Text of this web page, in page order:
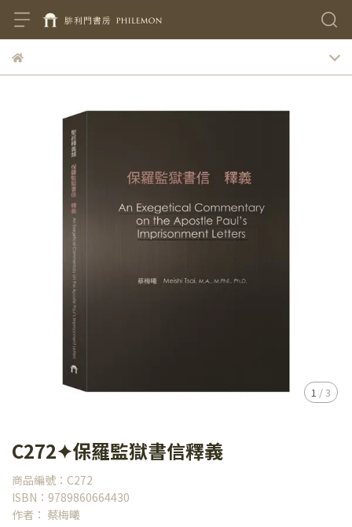
1 /3
C272✦保羅監獄書信釋義
商品編號：C272
ISBN：9789860664430
作者： 蔡梅曦